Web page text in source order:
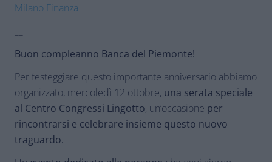
Milano Finanza
Buon compleanno Banca del Piemonte!
Per festeggiare questo importante anniversario abbiamo
organizzato, mercoledì 12 ottobre, una serata speciale
al Centro Congressi Lingotto, un’occasione per
rincontrarsi e celebrare insieme questo nuovo
traguardo.